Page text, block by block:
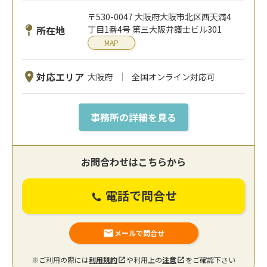
所在地
〒530-0047 大阪府大阪市北区西天満4
丁目1番4号 第三大阪弁護士ビル301
MAP
対応エリア 大阪府 全国オンライン対応可
事務所の詳細を見る
お問合わせはこちらから
電話で問合せ
メールで問合せ
※ご利用の際には利用規約 や利用上の注意 をご確認下さい